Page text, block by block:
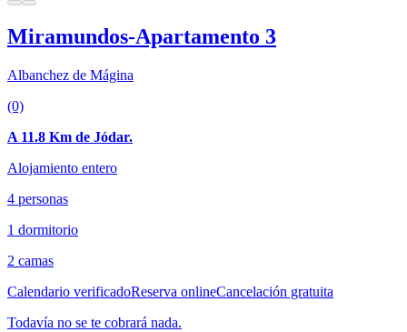
Miramundos-Apartamento 3
Albanchez de Mágina
(0)
A 11.8 Km de Jódar.
Alojamiento entero
4 personas
1 dormitorio
2 camas
Calendario verificadoReserva onlineCancelación gratuita
Todavía no se te cobrará nada.